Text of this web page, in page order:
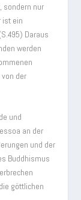
sondern nur
ist ein
Daraus
werden
der
und
an der
und der
Buddhismus
göttlichen